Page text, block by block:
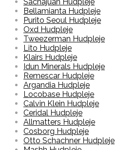
Bellamianta Hudpleje
Purito Seoul Hudpleje
Oxd Hudpleje
Tweezerman Hudpleje
Lito Hudpleje
Klairs Hudpleje
Idun Minerals Hudpleje
Remescar Hudpleje
Argandia Hudpleje
Locobase Hudpleje
Calvin Klein Hudpleje
Ceridal Hudpleje
Allmatters Hudpleje
Cosborg Hudpleje
Otto Schachner Hudpleje